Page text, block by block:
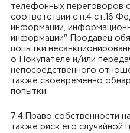
телефонных переговоров
соответствии с п.4 ст.16
информации,
информации" Продавец
попытки
о Покупателе и/или
непосредственного
также своевременно
попытки.
7.4.Право собственности
также риск его случайной